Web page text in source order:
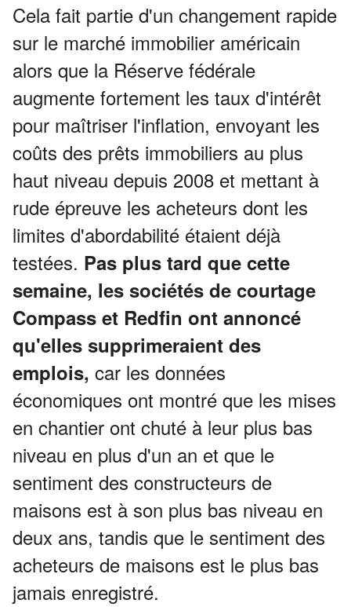
Cela fait partie d'un changement rapide
sur le marché immobilier américain
alors que la Réserve fédérale
augmente fortement les taux d'intérêt
pour maîtriser l'inflation, envoyant les
coûts des prêts immobiliers au plus
haut niveau depuis 2008 et mettant à
rude épreuve les acheteurs dont les
limites d'abordabilité étaient déjà
testées. Pas plus tard que cette
semaine, les sociétés de courtage
Compass et Redfin ont annoncé
qu'elles supprimeraient des
emplois, car les données
économiques ont montré que les mises
en chantier ont chuté à leur plus bas
niveau en plus d'un an et que le
sentiment des constructeurs de
maisons est à son plus bas niveau en
deux ans, tandis que le sentiment des
acheteurs de maisons est le plus bas
jamais enregistré.